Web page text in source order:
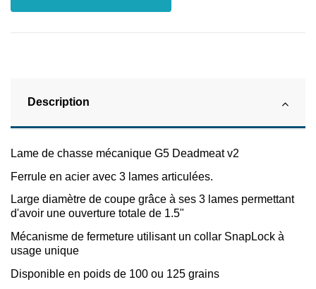
Description
Lame de chasse mécanique G5 Deadmeat v2
Ferrule en acier avec 3 lames articulées.
Large diamètre de coupe grâce à ses 3 lames permettant
d'avoir une ouverture totale de 1.5"
Mécanisme de fermeture utilisant un collar SnapLock à
usage unique
Disponible en poids de 100 ou 125 grains